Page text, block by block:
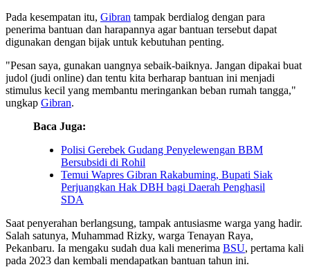
Pada kesempatan itu, Gibran tampak berdialog dengan para
penerima bantuan dan harapannya agar bantuan tersebut dapat
digunakan dengan bijak untuk kebutuhan penting.
"Pesan saya, gunakan uangnya sebaik-baiknya. Jangan dipakai buat
judol (judi online) dan tentu kita berharap bantuan ini menjadi
stimulus kecil yang membantu meringankan beban rumah tangga,"
ungkap Gibran.
Baca Juga:
Polisi Gerebek Gudang Penyelewengan BBM
Bersubsidi di Rohil
Temui Wapres Gibran Rakabuming, Bupati Siak
Perjuangkan Hak DBH bagi Daerah Penghasil
SDA
Saat penyerahan berlangsung, tampak antusiasme warga yang hadir.
Salah satunya, Muhammad Rizky, warga Tenayan Raya,
Pekanbaru. Ia mengaku sudah dua kali menerima BSU, pertama kali
pada 2023 dan kembali mendapatkan bantuan tahun ini.